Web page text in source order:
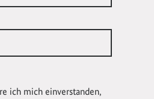
ich mich einverstanden,